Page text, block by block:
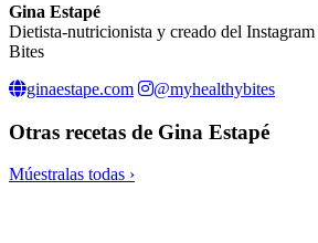
Gina Estapé
Dietista-nutricionista y creado del
Bites
ginaestape.com
@myhealthybites
Otras recetas de Gina Estapé
Múestralas todas ›